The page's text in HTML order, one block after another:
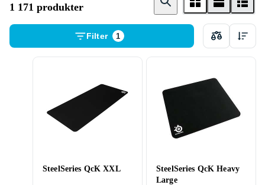
1 171 produkter
Filter 1
SteelSeries QcK XXL
SteelSeries QcK Heavy
Large